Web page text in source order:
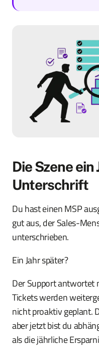
Die Szene
Unterschrift
Du hast einen MSP
gut aus, der Sales-
unterschrieben.
Ein Jahr später?
Der Support antwortet
Tickets werden
nicht proaktiv geplant.
aber jetzt bist du
als die jährliche